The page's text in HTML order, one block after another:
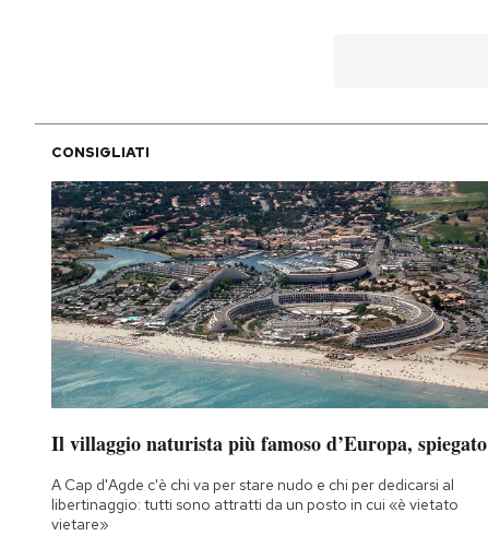
CONSIGLIATI
Il villaggio naturista più famoso d’Europa, spiegato
A Cap d'Agde c'è chi va per stare nudo e chi per dedicarsi al
libertinaggio: tutti sono attratti da un posto in cui «è vietato
vietare»